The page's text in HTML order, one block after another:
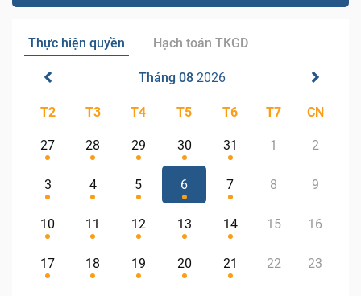
Thực hiện quyền Hạch toán TKGD
Tháng 08 2026
T2 T3 T4 T5 T6 T7 CN
27 28 29 30 31 1 2
3 4 5 6 7 8 9
10 11 12 13 14 15 16
17 18 19 20 21 22 23